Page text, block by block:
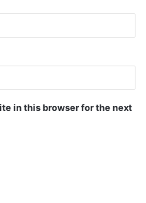
in this browser for the next